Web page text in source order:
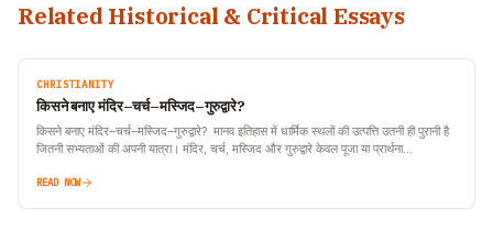
Related Historical & Critical Essays
CHRISTIANITY
किसने बनाए मंदिर–चर्च–मस्जिद–गुरुद्वारे?
किसने बनाए मंदिर–चर्च–मस्जिद–गुरुद्वारे? मानव इतिहास में धार्मिक स्थलों की उत्पत्ति उतनी ही पुरानी है
जितनी सभ्यताओं की अपनी यात्रा। मंदिर, चर्च, मस्जिद और गुरुद्वारे केवल पूजा या प्रार्थना…
READ NOW